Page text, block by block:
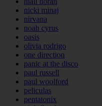
nicki minaj
nirvana
noah cyrus
oasis
olivia rodrigo
one direction
panic at the disco
paul russell
paul woolford
peliculas
pentatonix